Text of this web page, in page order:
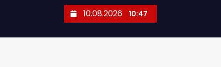
10.08.2026 10:47